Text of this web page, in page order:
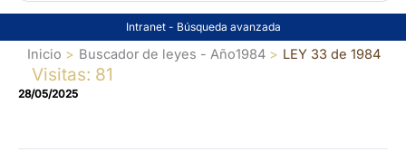
Intranet - Búsqueda avanzada
Inicio Buscador de leyes - Año1984 LEY 33 de 1984
Visitas: 81
28/05/2025